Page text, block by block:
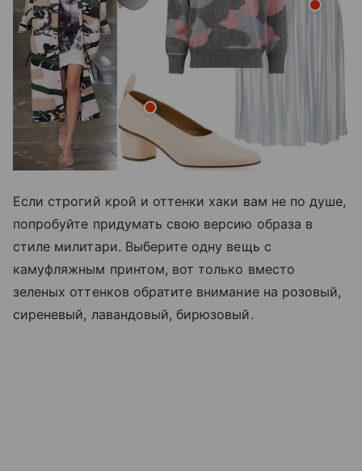
Если строгий крой и оттенки хаки вам не по душе,
попробуйте придумать свою версию образа в
стиле милитари. Выберите одну вещь с
камуфляжным принтом, вот только вместо
зеленых оттенков обратите внимание на розовый,
сиреневый, лавандовый, бирюзовый.